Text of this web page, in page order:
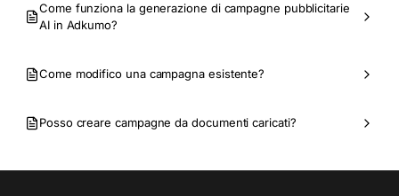
Come funziona la generazione di campagne pubblicitarie
AI in Adkumo?
Come modifico una campagna esistente?
Posso creare campagne da documenti caricati?